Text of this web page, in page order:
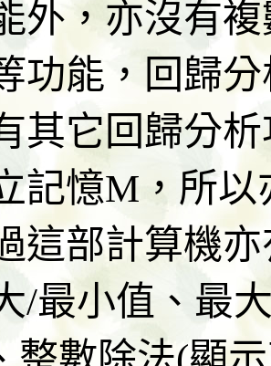
外，亦沒有
功能，回歸
其它回歸分
記憶M，所
這部計算機
/最小值、最